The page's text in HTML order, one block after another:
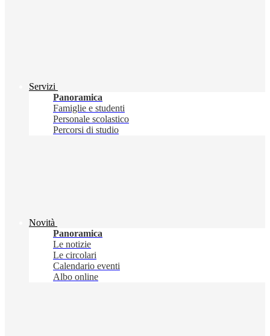
Servizi
Panoramica
Famiglie e studenti
Personale scolastico
Percorsi di studio
Novità
Panoramica
Le notizie
Le circolari
Calendario eventi
Albo online